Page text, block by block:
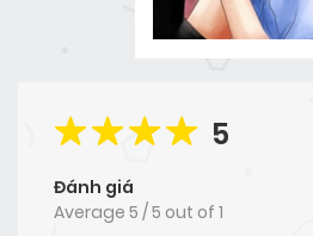
5
Đánh giá
Average 5 /5 out of 1